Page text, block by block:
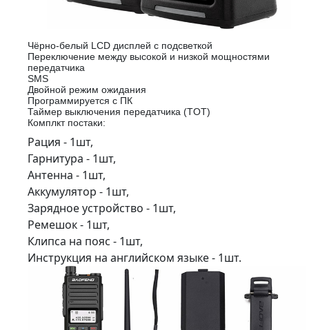
Чёрно-белый LCD дисплей с подсветкой
Переключение между высокой и низкой мощностями
передатчика
SMS
Двойной режим ожидания
Программируется с ПК
Таймер выключения передатчика (TOT)
Комплкт постаки:
Рация - 1шт,
Гарнитура - 1шт,
Антенна - 1шт,
Аккумулятор - 1шт,
Зарядное устройство - 1шт,
Ремешок - 1шт,
Клипса на пояс - 1шт,
Инструкция на английском языке - 1шт.